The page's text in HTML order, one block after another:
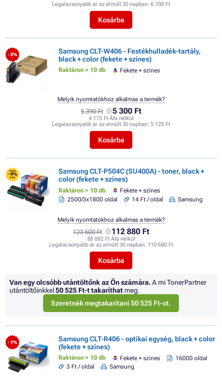
Legalacsonyabb ár az elmúlt 30 napban: 6 700 Ft
Kosárba
- 2%
Samsung CLT-W406 - Festékhulladék-tartály,
black + color (fekete + színes)
Raktáron > 10 db Fekete + színes
5 390 Ft 5 300 Ft
4 173 Ft Áfa nélkül
Legalacsonyabb ár az elmúlt 30 napban: 5 125 Ft
Kosárba
Melyik nyomtatókhoz alkalmas a termék?
FLASH
- 9%
SALE
Samsung CLT-P504C (SU400A) - toner, black +
color (fekete + színes)
Raktáron > 10 db
Fekete + színes
2500/3x1800 oldal
14 Ft / oldal Samsung
123 600 Ft 112 880 Ft
88 882 Ft Áfa nélkül
Legalacsonyabb ár az elmúlt 30 napban: 110 680 Ft
Kosárba
Melyik nyomtatókhoz alkalmas a termék?
Van egy olcsóbb utántöltőnk az Ön számára.A mi TonerPartner
utántöltőinkkel50 525 Ft-t takaríthat meg.
Szeretnék megtakarítani 50 525 Ft-ot.
- 1%
Samsung CLT-R406 - optikai egység, black + color
(fekete + színes)
Raktáron > 10 db Fekete + színes
16000 oldal
3 Ft / oldal
Samsung